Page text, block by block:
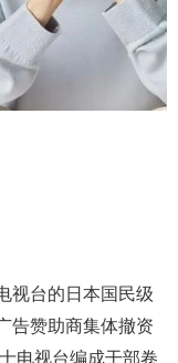
视台的日本国民级
告赞助商集体撤资
电视台编成干部卷